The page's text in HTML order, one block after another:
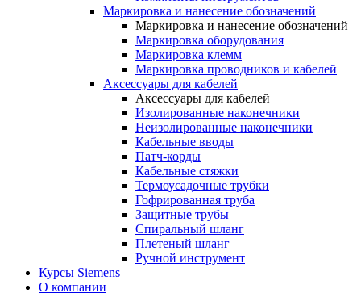
Маркировка и нанесение обозначений
Маркировка и нанесение обозначений
Маркировка оборудования
Маркировка клемм
Маркировка проводников и кабелей
Аксессуары для кабелей
Аксессуары для кабелей
Изолированные наконечники
Неизолированные наконечники
Кабельные вводы
Патч-корды
Кабельные стяжки
Термоусадочные трубки
Гофрированная труба
Защитные трубы
Спиральный шланг
Плетеный шланг
Ручной инструмент
Курсы Siemens
О компании